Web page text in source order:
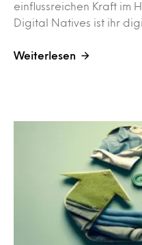
einflussreichen Kraft im
Digital Natives ist ihr
Weiterlesen